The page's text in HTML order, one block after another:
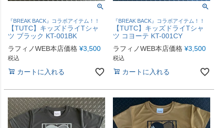
『BREAK BACK』コラボアイテム！！
【TUTC】キッズドライTシャ
ツ ブラック KT-001BK
ラフィノWEB本店価格 ¥3,500
税込
カートに入れる
『BREAK BACK』コラボアイテム！！
【TUTC】キッズドライTシャ
ツ コヨーテ KT-001CY
ラフィノWEB本店価格 ¥3,500
税込
カートに入れる